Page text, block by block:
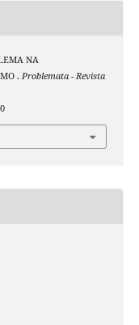
NA
. Problemata - Revista